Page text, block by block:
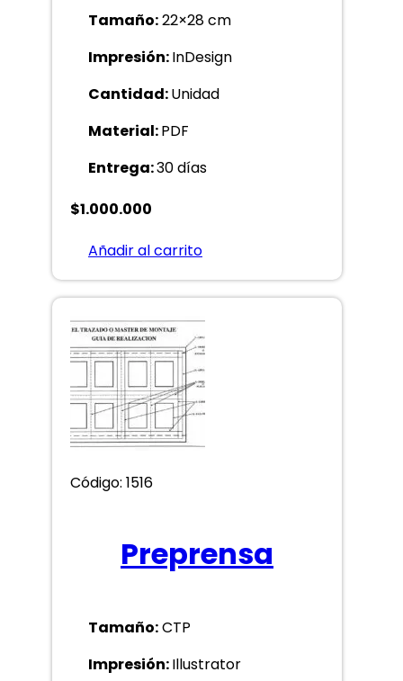
Tamaño:22×28 cm
Impresión:InDesign
Cantidad:Unidad
Material:PDF
Entrega:30 días
$1.000.000
Añadir al carrito
Código: 1516
Preprensa
Tamaño:CTP
Impresión:Illustrator